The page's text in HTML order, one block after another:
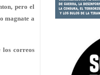
pero el
magnate a
los correos